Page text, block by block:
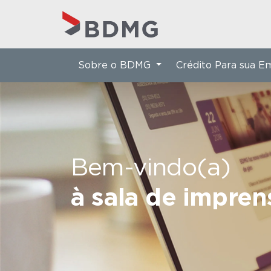
Bem-vindo(a)
à sala de
Sobre o BDMG Crédito Para sua